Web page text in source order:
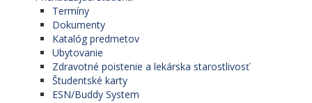
Termíny
Dokumenty
Katalóg predmetov
Ubytovanie
Zdravotné poistenie a lekárska starostlivosť
Študentské karty
ESN/Buddy System